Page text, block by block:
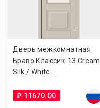
Дверь межкомнатная
Браво Классик-13 Cream
Silk / White...
₽ 11670.00